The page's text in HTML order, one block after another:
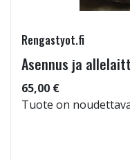
Rengastyot.fi
Asennus ja
65,00 €
Tuote on